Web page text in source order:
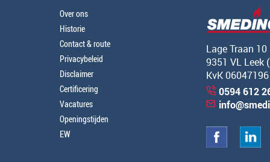
Over ons
Historie
Contact & route
Privacybeleid
Disclaimer
Certificering
Vacatures
Openingstijden
EW
Lage Traan 10
9351 VL Leek
KvK 06047196
0594 612